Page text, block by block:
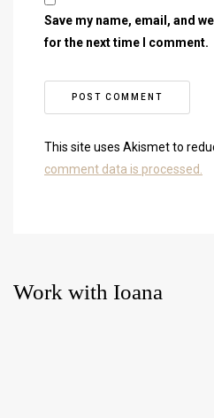
Save my name, email, and
for the next time I comment.
This site uses Akismet to
comment data is processed.
Work with Ioana